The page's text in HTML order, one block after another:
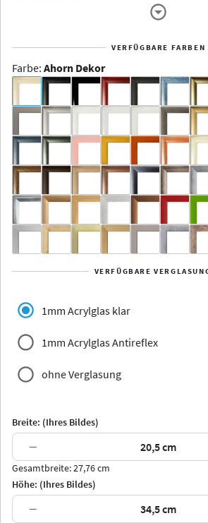
Dakota -
Rahmenloser
Aluminium
Yukon Alaska
Jersey Dauphine
Arran Luzern
VERFÜGBARE FARBEN
Farbe: Ahorn Dekor
VERFÜGBARE
1mm Acrylglas klar
1mm Acrylglas Antireflex
ohne Verglasung
Breite: (Ihres Bildes)
−
Gesamtbreite: 27,76 cm
Höhe: (Ihres Bildes)
−